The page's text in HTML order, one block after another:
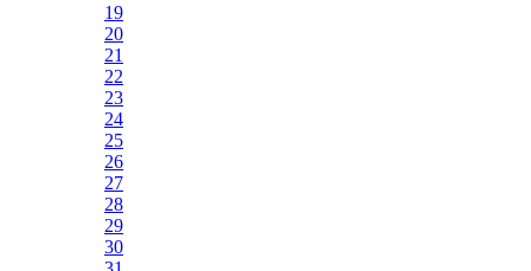
19
20
21
22
23
24
25
26
27
28
29
30